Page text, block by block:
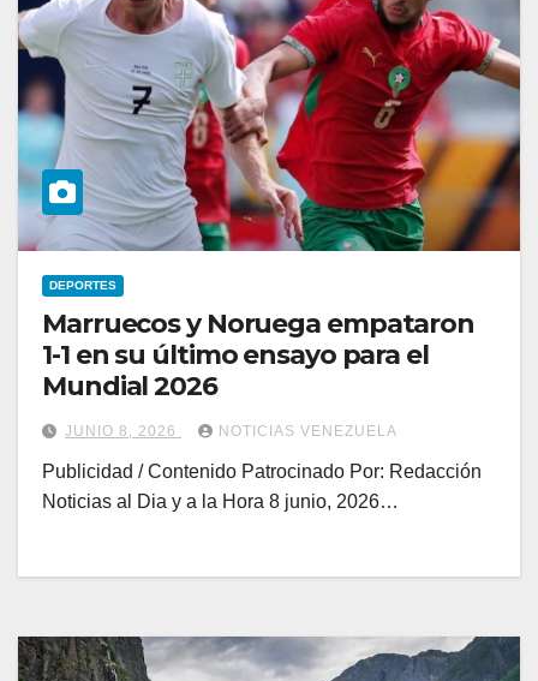
DEPORTES
Marruecos y Noruega empataron
1-1 en su último ensayo para el
Mundial 2026
JUNIO 8, 2026 NOTICIAS VENEZUELA
Publicidad / Contenido Patrocinado Por: Redacción
Noticias al Dia y a la Hora 8 junio, 2026…